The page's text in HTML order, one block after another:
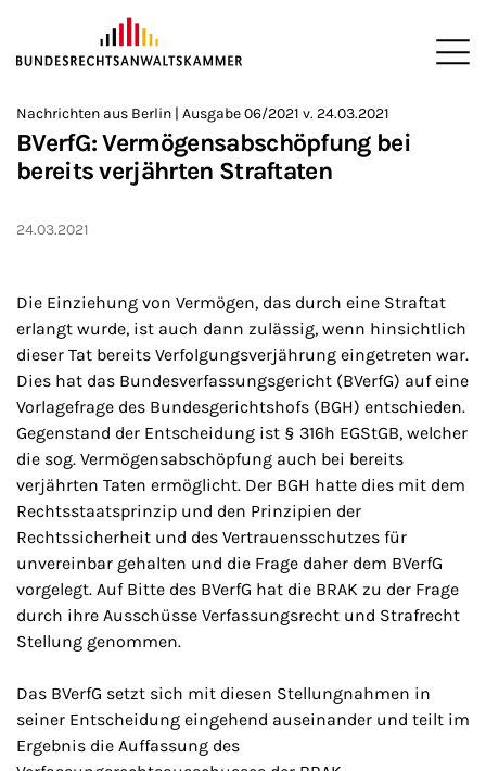
ZUM HAUPTINHALT SPRINGEN
Sie befinden sich hier:
>
Startseite
>
Newsroom
>
Newsletter
>
Nachrichten aus Berlin
Nachrichten aus Berlin | Ausgabe 06/2021 v. 24.03.2021
BVerfG: Vermögensabschöpfung bei
bereits verjährten Straftaten
24.03.2021
Die Einziehung von Vermögen, das durch eine Straftat
erlangt wurde, ist auch dann zulässig, wenn hinsichtlich
dieser Tat bereits Verfolgungsverjährung eingetreten war.
Dies hat das Bundesverfassungsgericht (BVerfG) auf eine
Vorlagefrage des Bundesgerichtshofs (BGH) entschieden.
Gegenstand der Entscheidung ist § 316h EGStGB, welcher
die sog. Vermögensabschöpfung auch bei bereits
verjährten Taten ermöglicht. Der BGH hatte dies mit dem
Rechtsstaatsprinzip und den Prinzipien der
Rechtssicherheit und des Vertrauensschutzes für
unvereinbar gehalten und die Frage daher dem BVerfG
vorgelegt. Auf Bitte des BVerfG hat die BRAK zu der Frage
durch ihre Ausschüsse Verfassungsrecht und Strafrecht
Stellung genommen.
Das BVerfG setzt sich mit diesen Stellungnahmen in
seiner Entscheidung eingehend auseinander und teilt im
Ergebnis die Auffassung des